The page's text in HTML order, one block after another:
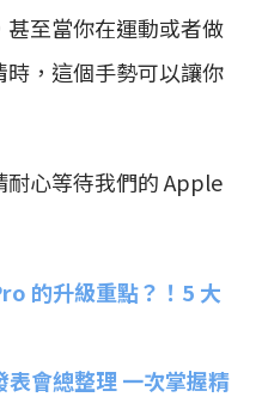
至當你在運動或者做
，這個手勢可以讓你
心等待我們的 Apple
的升級重點？！5 大
會總整理 一次掌握精